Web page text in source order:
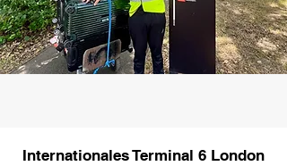
Internationales Terminal 6 London